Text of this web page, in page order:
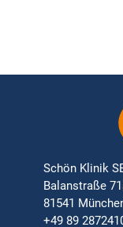
Schön Klinik
Balanstraße
81541
+49 89